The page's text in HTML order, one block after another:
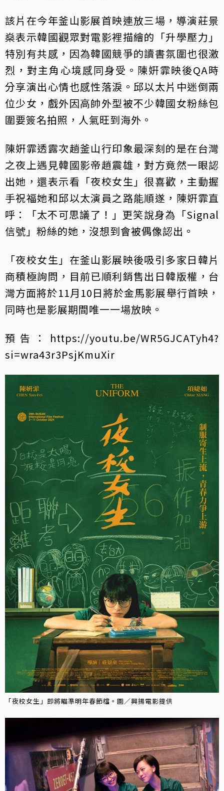
該片在今年釜山影展首映連放三場，導演莊景
燊表示韓國觀眾對電影裡描繪的「升學壓力」
特別有共感，因為韓國競爭的讀書氛圍也很激
烈，對主角心境感同身受。陳姸霏映後QA時
分享演出心情也感性落淚。邱以太片中迷倒兩
位少女，戲外因高帥外型被不少韓國女粉絲包
圍要簽名拍照，人氣旺到海外。
陳姸霏透露次趟釜山行印象最深刻的是在台灣
之夜上遇見韓國影帝趙震雄，對方竟然一眼認
出她，還表示看「夜校女生」很喜歡，主動握
手祝福她和邱以太演員之路能順遂，陳姸霏直
呼：「太不可思議了！」更笑說身為「Signal
信號」粉絲的她，沒想到會被偶像認出。
「夜校女生」在釜山影展映後吸引多家日韓片
商積極詢問，目前已順利銷售出日韓版權，台
灣方面將於11月10日將於金馬影展舉行首映，
同時也是影展期間唯一一場放映。
預告：https://youtu.be/WR5GJCATyh4?
si=wra43r3PsjKmuXir
「夜校女生」即將瞄準明年春節檔。圖／興揚電影提供